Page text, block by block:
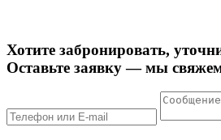
Хотите забронировать,
Оставьте заявку — мы